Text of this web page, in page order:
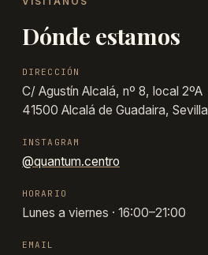
Dónde estamos
DIRECCIÓN
C/ Agustín Alcalá, nº 8, local 2ºA
41500 Alcalá de Guadaira, Sevilla
INSTAGRAM
@quantum.centro
HORARIO
Lunes a viernes · 16:00–21:00
EMAIL